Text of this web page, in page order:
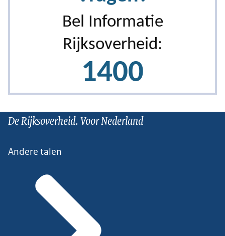
De Rijksoverheid. Voor Nederland
Andere talen